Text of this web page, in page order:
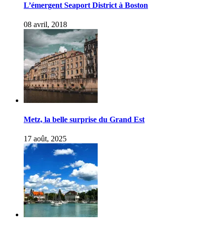
L’émergent Seaport District à Boston
08 avril, 2018
Metz, la belle surprise du Grand Est
17 août, 2025